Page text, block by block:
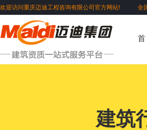
欢迎访问重庆迈迪工程咨询有限公司官方网站! 全国
建筑